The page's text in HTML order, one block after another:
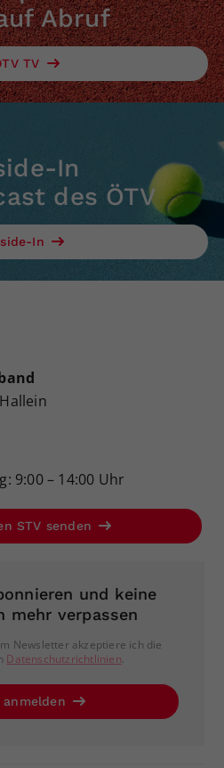
Abruf
TV
In
des ÖTV
In
9:00 – 14:00 Uhr
STV senden
und keine
mehr verpassen
Newsletter akzeptiere ich die
Datenschutzrichtlinien.